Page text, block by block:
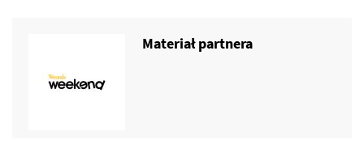
Materiał partnera